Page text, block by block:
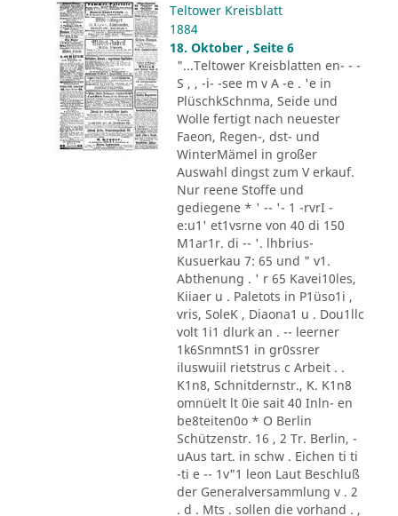
Teltower Kreisblatt
1884
18. Oktober , Seite 6
"...Teltower Kreisblatten en- - -
S , , -i- -see m v A -e . 'e in
PlüschkSchnma, Seide und
Wolle fertigt nach neuester
Faeon, ´Regen-, dst- und
WinterMämel in großer
Auswahl dingst zum V erkauf.
Nur reene Stoffe und
gediegene * ' -- '- 1 -rvrI -
e:u1' et1vsrne von 40 di 150
M1ar1r. di -- '. lhbrius-
Kusuerkau 7: 65 und " v1.
Abthenung . ' r 65 Kavei10les,
Kiiaer u . Paletots in P1üso1i ,
vris, SoleK , Diaona1 u . Dou1llc
volt 1i1 dlurk an . -- leerner
1k6SnmntS1 in gr0ssrer
iluswuiil rietstrus c Arbeit . .
K1n8, Schnitdernstr., K. K1n8
omnüelt lt 0ie sait 40 Inln- en
be8teiten0o * O Berlin
Schützenstr. 16 , 2 Tr. Berlin, -
uAus tart. in schw . Eichen ti ti
-ti e -- 1v"1 leon Laut Beschluß
der Generalversammlung v . 2
. d . Mts . sollen die vorhand . ,